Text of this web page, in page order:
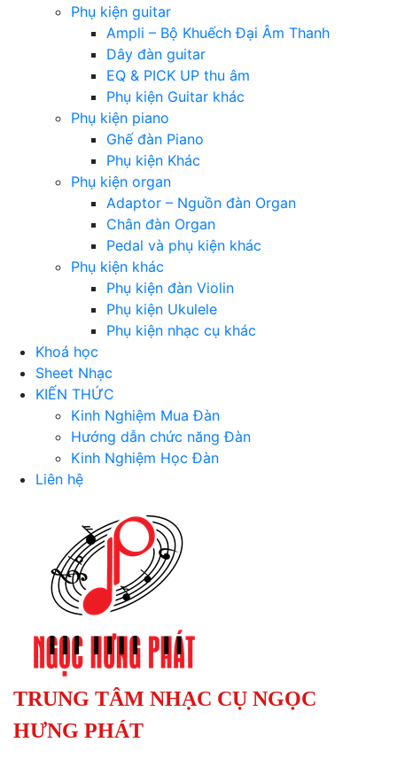
Phụ kiện guitar
Ampli – Bộ Khuếch Đại Âm Thanh
Dây đàn guitar
EQ & PICK UP thu âm
Phụ kiện Guitar khác
Phụ kiện piano
Ghế đàn Piano
Phụ kiện Khác
Phụ kiện organ
Adaptor – Nguồn đàn Organ
Chân đàn Organ
Pedal và phụ kiện khác
Phụ kiện khác
Phụ kiện đàn Violin
Phụ kiện Ukulele
Phụ kiện nhạc cụ khác
Khoá học
Sheet Nhạc
KIẾN THỨC
Kinh Nghiệm Mua Đàn
Hướng dẫn chức năng Đàn
Kinh Nghiệm Học Đàn
Liên hệ
TRUNG TÂM NHẠC CỤ NGỌC
HƯNG PHÁT